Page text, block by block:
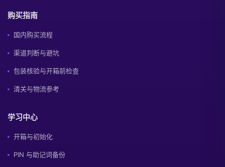
购买指南
国内购买流程
渠道判断与避坑
包装核验与开箱前检查
清关与物流参考
学习中心
开箱与初始化
PIN 与助记词备份